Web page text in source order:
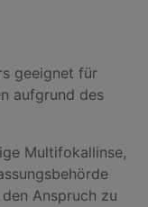
geeignet für
aufgrund des
Multifokallinse,
Anspruch zu